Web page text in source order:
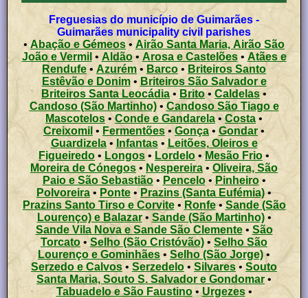
Freguesias do município de Guimarães -
Guimarães municipality civil parishes
•Abação e Gémeos • Airão Santa Maria, Airão São
João e Vermil • Aldão• Arosa e Castelões• Atães e
Rendufe • Azurém • Barco • Briteiros Santo
Estêvão e Donim • Briteiros São Salvador e
Briteiros Santa Leocádia• Brito• Caldelas •
Candoso (São Martinho) •Candoso São Tiago e
Mascotelos •Conde e Gandarela•Costa •
Creixomil • Fermentões • Gonça • Gondar •
Guardizela• Infantas•Leitões, Oleiros e
Figueiredo • Longos • Lordelo •Mesão Frio •
Moreira de Cónegos • Nespereira • Oliveira, São
Paio e São Sebastião• Pencelo• Pinheiro•
Polvoreira • Ponte • Prazins (Santa Eufémia)•
Prazins Santo Tirso e Corvite• Ronfe•Sande (São
Lourenço) e Balazar• Sande (São Martinho)•
Sande Vila Nova e Sande São Clemente• São
Torcato •Selho (São Cristóvão) •Selho São
Lourenço e Gominhães • Selho (São Jorge)•
Serzedo e Calvos• Serzedelo • Silvares • Souto
Santa Maria, Souto S. Salvador e Gondomar •
Tabuadelo e São Faustino•Urgezes•